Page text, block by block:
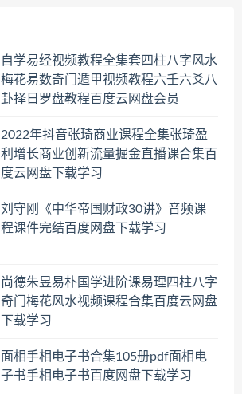
自学易经视频教程全集套四柱八字风水
梅花易数奇门遁甲视频教程六壬六爻八
卦择日罗盘教程百度云网盘会员
2022年抖音张琦商业课程全集张琦盈
利增长商业创新流量掘金直播课合集百
度云网盘下载学习
刘守刚《中华帝国财政30讲》音频课
程课件完结百度网盘下载学习
尚德朱昱易朴国学进阶课易理四柱八字
奇门梅花风水视频课程合集百度云网盘
下载学习
面相手相电子书合集105册pdf面相电
子书手相电子书百度网盘下载学习